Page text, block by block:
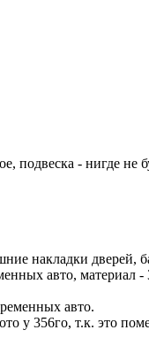
подвеска - нигде не
накладки дверей,
авто,
авто.
у 356го, т.к. это